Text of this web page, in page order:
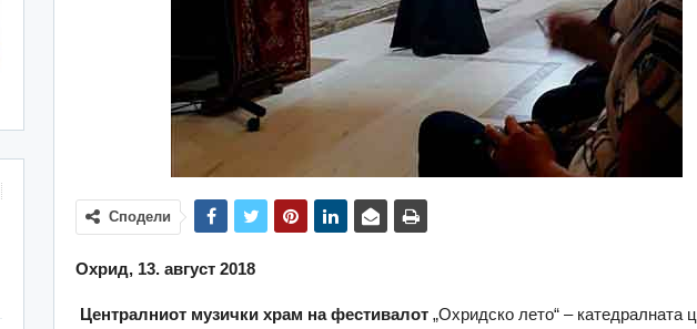
Сподели
Охрид, 13. август 2018
Централниот музички храм на фестивалот„Охридско лето“ – катедралната ц